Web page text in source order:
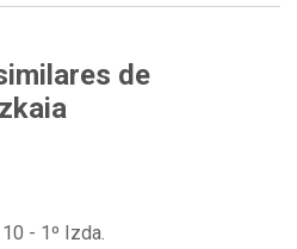
de
- 1º Izda.